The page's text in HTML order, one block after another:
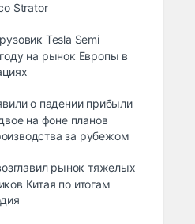
Strator
Tesla Semi
на рынок Европы в
о падении прибыли
на фоне планов
за рубежом
рынок тяжелых
Китая по итогам